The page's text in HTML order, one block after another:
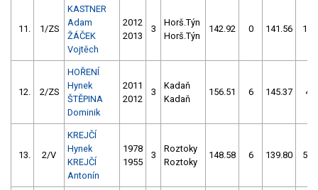
11. 1/ZS
KASTNER
Adam
ŽÁČEK
Vojtěch
2012
2013
3
Horš.Týn
Horš.Týn
142.92 0 141.56 14
12. 2/ZS
HOŘENÍ
Hynek
ŠTĚPINA
Dominik
2011
2012
3
Kadaň
Kadaň
156.51 6 145.37 4
13. 2/V
KREJČÍ
Hynek
KREJČÍ
Antonín
1978
1955
3
Roztoky
Roztoky
148.58 6 139.80 54